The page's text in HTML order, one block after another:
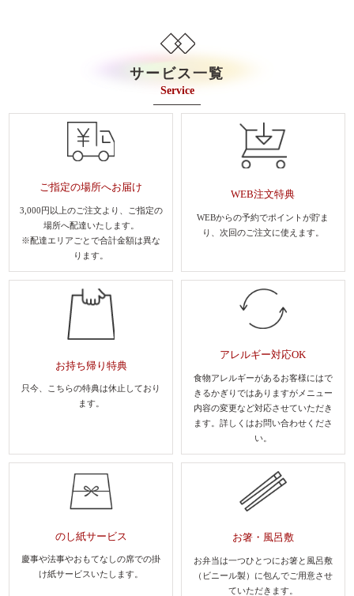
サービス一覧
Service
ご指定の場所へお届け
3,000円以上のご注文より、
ご指定の
場所へ配達いたします。
※配達エリアごとで合計金額は異な
ります。
WEB注文特典
WEBからの予約でポイントが貯ま
り、 次回のご注文に使えます。
お持ち帰り特典
只今、こちらの特典は休止しており
ます。
アレルギー対応OK
食物アレルギーがあるお客様にはで
きるかぎりではありますがメニュー
内容の変更など対応させていただき
ます。 詳しくはお問い合わせくださ
い。
のし紙サービス
慶事や法事やおもてなしの席での掛
け紙サービスいたします。
お箸・風呂敷
お弁当は一つひとつにお箸と風呂敷
（ビニール製）に包んでご用意させ
ていただきます。